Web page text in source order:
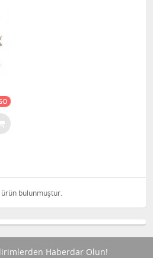
bulunmuştur.
Haberdar Olun!